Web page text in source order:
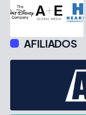
AFILIADOS